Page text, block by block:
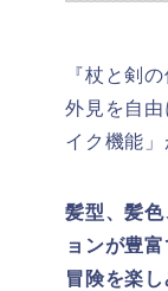
『杖と剣
外見を自
イク機能」
髪型、髪
ョンが豊
冒険を楽し